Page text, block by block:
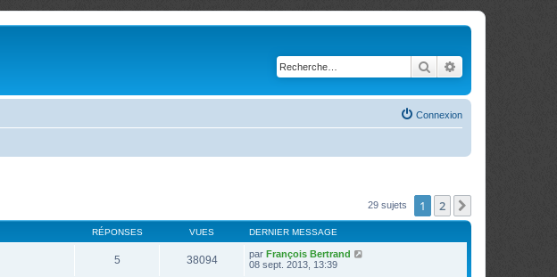
Rechercher
Connexion
29 sujets 1 2
RÉPONSES VUES DERNIER MESSAGE
5 38094 par François Bertrand
08 sept. 2013, 13:39